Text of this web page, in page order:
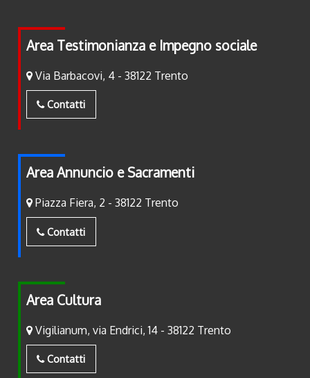
Area Testimonianza e Impegno sociale
Via Barbacovi, 4 - 38122 Trento
Contatti
Area Annuncio e Sacramenti
Piazza Fiera, 2 - 38122 Trento
Contatti
Area Cultura
Vigilianum, via Endrici, 14 - 38122 Trento
Contatti